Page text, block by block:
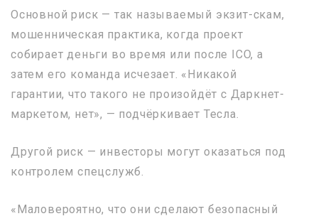
Основной риск — так называемый экзит-скам,
мошенническая практика, когда проект
собирает деньги во время или после ICO, а
затем его команда исчезает. «Никакой
гарантии, что такого не произойдёт с Даркнет-
маркетом, нет», — подчёркивает Тесла.
Другой риск — инвесторы могут оказаться под
контролем спецслужб.
«Маловероятно, что они сделают безопасный